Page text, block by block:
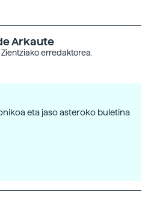
Arkaute
erredaktorea.
eta jaso asteroko buletina